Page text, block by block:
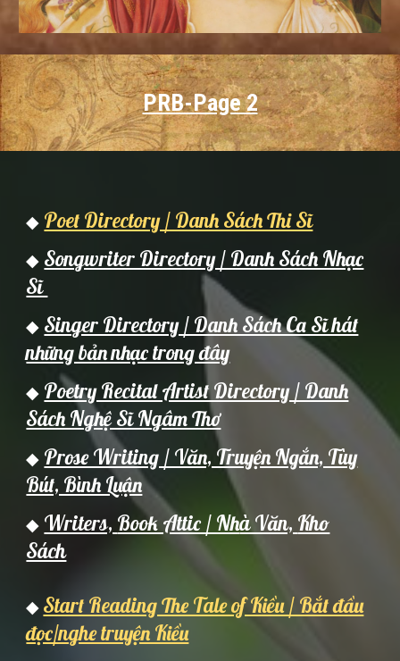
PRB-Page 2
◆ Poet Directory / Danh Sách Thi Sĩ
◆ Songwriter Directory / Danh Sách Nhạc
Sĩ
◆ Singer Directory / Danh Sách Ca Sĩ hát
những bản nhạc trong đây
◆ Poetry Recital Artist Directory / Danh
Sách Nghệ Sĩ Ngâm Thơ
◆ Prose Writing / Văn, Truyện Ngắn, Tùy
Bút, Bình Luận
◆ Writers, Book Attic / Nhà Văn, Kho
Sách
◆ Start Reading The Tale of Kiều / Bắt đầu
đọc/nghe truyện Kiều